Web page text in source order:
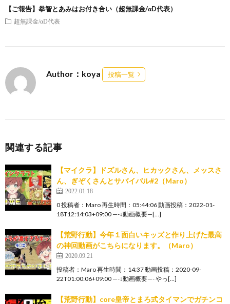
【ご報告】拳智とあみはお付き合い（超無課金/αD代表）
超無課金/αD代表
Author：koya 投稿一覧
関連する記事
【マイクラ】ドズルさん、ヒカックさん、メッスさ
ん、ぎぞくさんとサバイバル#2（Maro）
2022.01.18
0 投稿者：Maro 再生時間：05:44:06 動画投稿：2022-01-
18T12:14:03+09:00 —-↓動画概要—[…]
【荒野行動】今年１面白いキッズと作り上げた最高
の神回動画がこちらになります。（Maro）
2020.09.21
投稿者：Maro 再生時間：14:37 動画投稿：2020-09-
22T01:00:06+09:00 —-↓動画概要—- やっ[…]
【荒野行動】core皇帝とまろ式タイマンでガチンコ